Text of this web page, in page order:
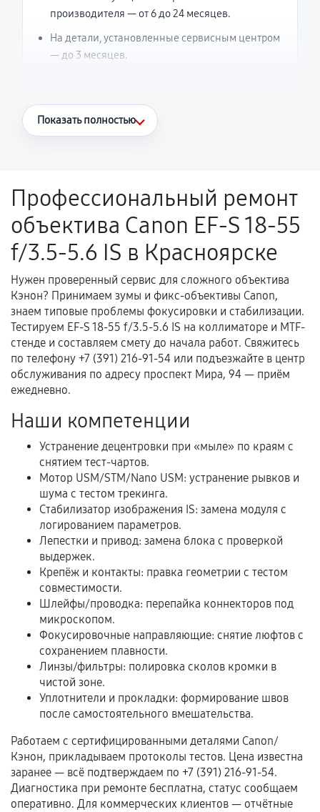
производителя — от 6 до 24 месяцев.
На детали, установленные сервисным центром
— до 3 месяцев.
Что считается гарантийным случаем
Поломка установленной детали при
нормальной эксплуатации в течение
гарантийного срока.
Несоответствие комплектующей заявленным
техническим характеристикам.
Документы для подтверждения
гарантии
Гарантийный талон.
услуг и сроком гарантии.
Документы на установленные комплектующие
и кассовый чек.
Расширенная гарантия
В некоторых случаях возможно оформление
расширенной гарантии. Стоимость, сроки и
условия продления согласовываются отдельно и
фиксируются в документах.
Когда гарантия не действует
Нарушение правил эксплуатации,
механические повреждения, попадание влаги,
Самостоятельный ремонт или вмешательство
третьих лиц.
Естественный износ деталей, если иное не
Показать полностью
Профессиональный ремонт
объектива Canon EF-S 18-55
f/3.5-5.6 IS в Красноярске
Нужен проверенный сервис для сложного объектива
Кэнон? Принимаем зумы и фикс-объективы Canon,
знаем типовые проблемы фокусировки и стабилизации.
Тестируем EF-S 18-55 f/3.5-5.6 IS на коллиматоре и MTF-
стенде и составляем смету до начала работ. Свяжитесь
по телефону +7 (391) 216-91-54 или подъезжайте в центр
обслуживания по адресу проспект Мира, 94 — приём
ежедневно.
Наши компетенции
Устранение децентровки при «мыле» по краям с
снятием тест-чартов.
Мотор USM/STM/Nano USM: устранение рывков и
шума с тестом трекинга.
Стабилизатор изображения IS: замена модуля с
логированием параметров.
Лепестки и привод: замена блока с проверкой
выдержек.
Крепёж и контакты: правка геометрии с тестом
совместимости.
Шлейфы/проводка: перепайка коннекторов под
микроскопом.
Фокусировочные направляющие: снятие люфтов с
сохранением плавности.
Линзы/фильтры: полировка сколов кромки в
чистой зоне.
Уплотнители и прокладки: формирование швов
после самостоятельного вмешательства.
Работаем с сертифицированными деталями Canon/
Кэнон, прикладываем протоколы тестов. Цена известна
заранее — всё подтверждаем по +7 (391) 216-91-54.
Диагностика при ремонте бесплатна, статус сообщаем
оперативно. Для коммерческих клиентов — отчётные